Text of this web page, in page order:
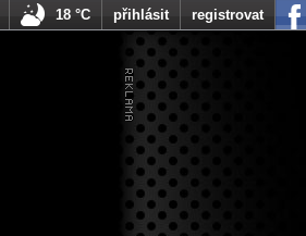
18 °C přihlásit registrovat